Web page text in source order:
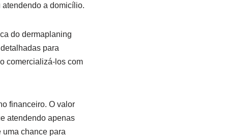
a domicílio.
do dermaplaning
para
comercializá-los com
financeiro. O valor
atendendo apenas
chance para